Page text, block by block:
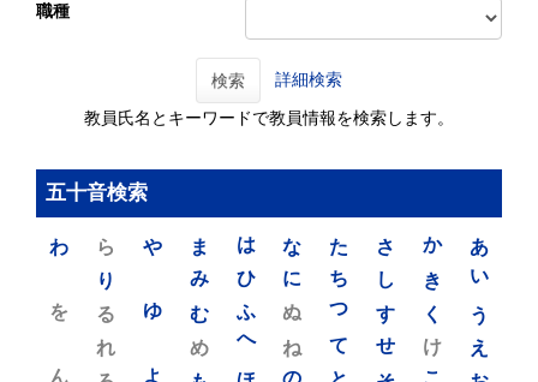
職種
検索 詳細検索
教員氏名とキーワードで教員情報を検索します。
五十音検索
あ
い
う
え
お
か
き
く
け
こ
さ
し
す
せ
そ
た
ち
つ
て
と
な
に
ぬ
ね
の
は
ひ
ふ
へ
ほ
ま
み
む
め
も
や
ゆ
よ
ら
り
る
れ
ろ
わ
を
ん